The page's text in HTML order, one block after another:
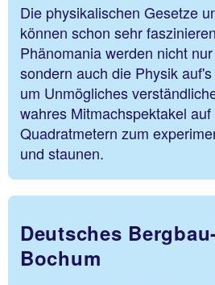
Die physikalischen Gesetze
können schon sehr
Phänomania werden nicht
sondern auch die Physik
um Unmögliches
wahres Mitmachspektakel
Quadratmetern zum
und staunen.
Deutsches
Bochum